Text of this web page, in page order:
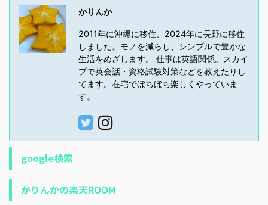
かりんか
2011年に沖縄に移住、2024年に長野に移住
しました。モノを減らし、シンプルで豊かな
生活をめざします。 仕事は英語関係。スカイ
プで英会話・資格試験対策などを教えたりし
てます。在宅でぼちぼち楽しくやっていま
す。
google検索
かりんかの楽天ROOM